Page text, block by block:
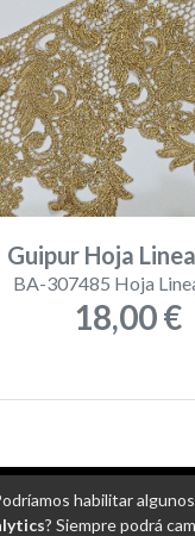
Guipur Hoja
BA-307485 Hoja
18,00 €
habilitar
? Siempre podrá